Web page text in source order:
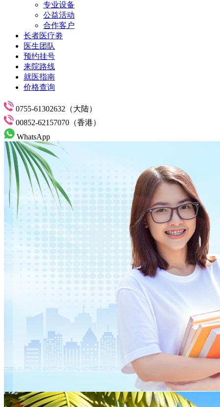
专业设备
公益活动
合作客户
长者医疗劵
医生团队
预约挂号
来院路线
就医指南
价格查询
0755-61302632（大陆）
00852-62157070（香港）
WhatsApp